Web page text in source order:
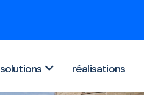
réalisations